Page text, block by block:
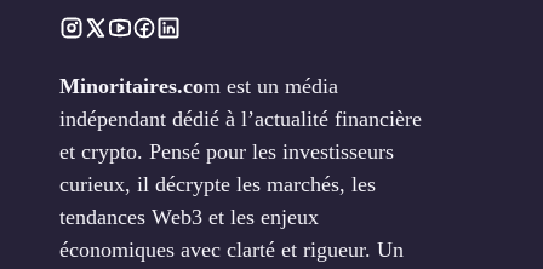
Minoritaires.com est un média
indépendant dédié à l’actualité financière
et crypto. Pensé pour les investisseurs
curieux, il décrypte les marchés, les
tendances Web3 et les enjeux
économiques avec clarté et rigueur. Un